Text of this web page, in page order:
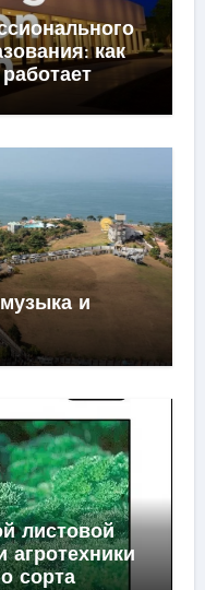
как
и
листовой
агротехники
сорта